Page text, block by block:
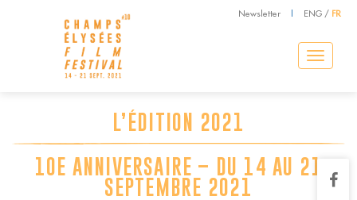
Newsletter ENG / FR
Toggle
navigation
L’ÉDITION 2021
10E ANNIVERSAIRE – DU 14 AU 21
SEPTEMBRE 2021